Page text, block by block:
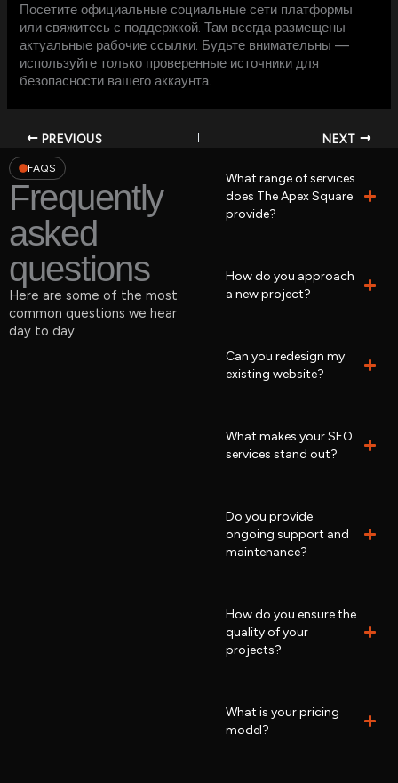
Посетите официальные социальные сети платформы
или свяжитесь с поддержкой. Там всегда размещены
актуальные рабочие ссылки. Будьте внимательны —
используйте только проверенные источники для
безопасности вашего аккаунта.
PREVIOUS NEXT
FAQS
Frequently
asked
questions
Here are some of the most
common questions we hear
day to day.
What range of services
does The Apex Square
provide?
How do you approach
a new project?
Can you redesign my
existing website?
What makes your SEO
services stand out?
Do you provide
ongoing support and
maintenance?
How do you ensure the
quality of your
projects?
What is your pricing
model?